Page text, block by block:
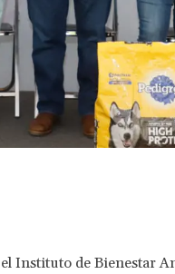
Instituto de Bienestar